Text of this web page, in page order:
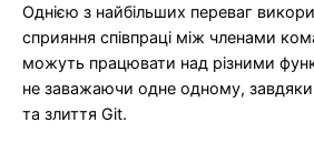
Однією з найбільших переваг
сприяння співпраці між членами
можуть працювати над різними
не заважаючи одне одному,
та злиття Git.